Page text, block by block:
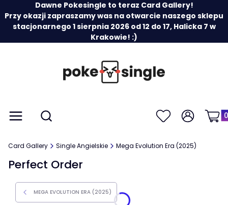
Dawne Pokesingle to teraz Card Gallery!
Przy okazji zapraszamy was na otwarcie naszego sklepu
stacjonarnego 1 sierpnia 2026 od 12 do 17, Halicka 7 w
Krakowie! :)
Menu Otwórz wyszukiwarkę
Szukaj UlubioneZaloguj się
Card Gallery Single Angielskie Mega Evolution Era (2025)
Perfect Order
MEGA EVOLUTION ERA (2025)